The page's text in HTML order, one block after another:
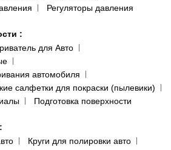
Регуляторы давления
:
для Авто
автомобиля
салфетки для покраски (пылевики)
Подготовка поверхности
:
Круги для полировки авто